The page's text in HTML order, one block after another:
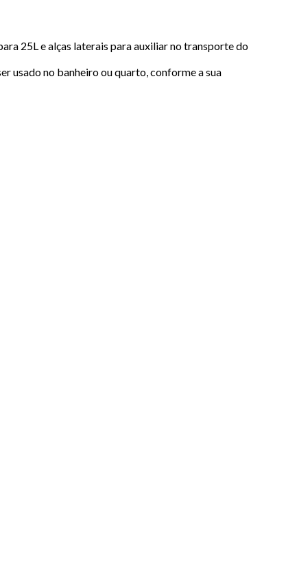
25L e alças laterais para auxiliar no transporte do
usado no banheiro ou quarto, conforme a sua